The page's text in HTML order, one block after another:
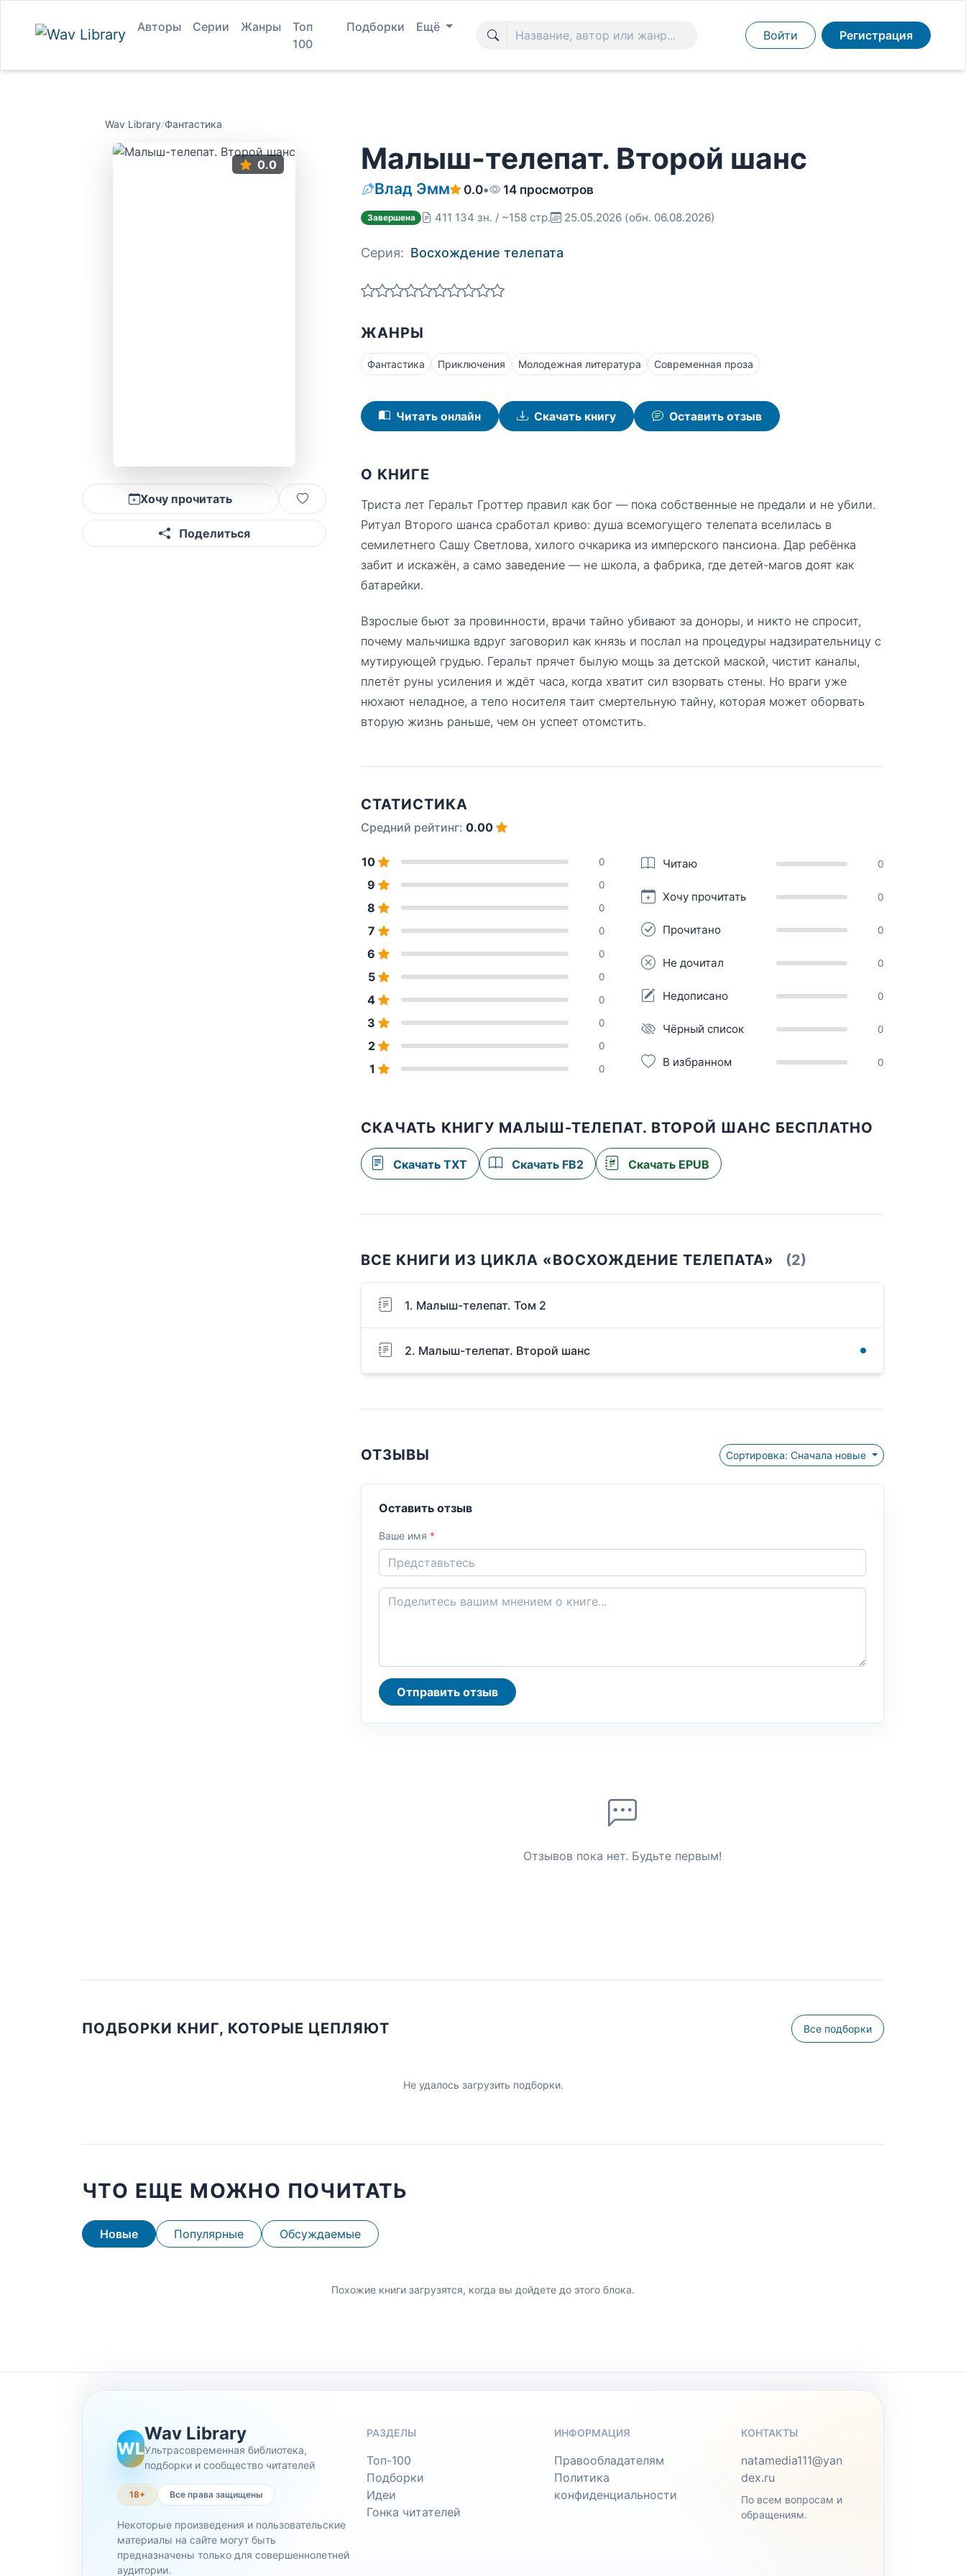
Авторы Серии Жанры
Топ
100
Подборки Ещё
Войти Регистрация
Wav Library/Фантастика
0.0
Хочу прочитать
Поделиться
Малыш-телепат. Второй шанс
Влад Эмм 0.0• 14 просмотров
Завершена 411 134 зн. / ~158 стр. 25.05.2026 (обн. 06.08.2026)
Серия: Восхождение телепата
ЖАНРЫ
Фантастика Приключения Молодежная литература Современная проза
Читать онлайн Скачать книгу Оставить отзыв
О КНИГЕ
Триста лет Геральт Гроттер правил как бог — пока собственные не предали и не убили.
Ритуал Второго шанса сработал криво: душа всемогущего телепата вселилась в
семилетнего Сашу Светлова, хилого очкарика из имперского пансиона. Дар ребёнка
забит и искажён, а само заведение — не школа, а фабрика, где детей-магов доят как
батарейки.
Взрослые бьют за провинности, врачи тайно убивают за доноры, и никто не спросит,
почему мальчишка вдруг заговорил как князь и послал на процедуры надзирательницу с
мутирующей грудью. Геральт прячет былую мощь за детской маской, чистит каналы,
плетёт руны усиления и ждёт часа, когда хватит сил взорвать стены. Но враги уже
нюхают неладное, а тело носителя таит смертельную тайну, которая может оборвать
вторую жизнь раньше, чем он успеет отомстить.
СТАТИСТИКА
Средний рейтинг: 0.00
10 0
9 0
8 0
7 0
6 0
5 0
4 0
3 0
2 0
1 0
Читаю 0
Хочу прочитать 0
Прочитано 0
Не дочитал 0
Недописано 0
Чёрный список 0
В избранном 0
СКАЧАТЬ КНИГУ МАЛЫШ-ТЕЛЕПАТ. ВТОРОЙ ШАНС БЕСПЛАТНО
Скачать TXT Скачать FB2 Скачать EPUB
ВСЕ КНИГИ ИЗ ЦИКЛА «ВОСХОЖДЕНИЕ ТЕЛЕПАТА» (2)
1. Малыш-телепат. Том 2
2. Малыш-телепат. Второй шанс
ОТЗЫВЫ Сортировка: Сначала новые
Оставить отзыв
Ваше имя *
Отправить отзыв
Отзывов пока нет. Будьте первым!
ПОДБОРКИ КНИГ, КОТОРЫЕ ЦЕПЛЯЮТ Все подборки
Не удалось загрузить подборки.
ЧТО ЕЩЕ МОЖНО ПОЧИТАТЬ
Новые Популярные Обсуждаемые
Похожие книги загрузятся, когда вы дойдете до этого блока.
WL
Wav Library
Ультрасовременная библиотека,
подборки и сообщество читателей
18+ Все права защищены
Некоторые произведения и пользовательские
материалы на сайте могут быть
предназначены только для совершеннолетней
аудитории.
РАЗДЕЛЫ
Топ-100
Подборки
Идеи
Гонка читателей
ИНФОРМАЦИЯ
Правообладателям
Политика
конфиденциальности
КОНТАКТЫ
natamedia111@yan
dex.ru
По всем вопросам и
обращениям.